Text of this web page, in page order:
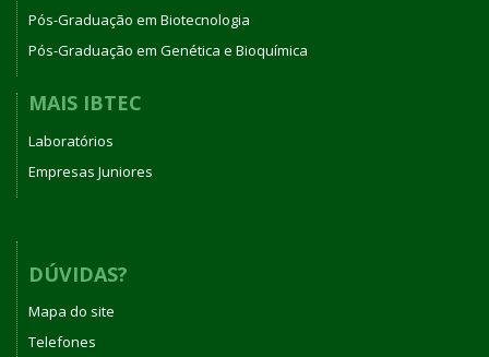
Pós-Graduação em Biotecnologia
Pós-Graduação em Genética e Bioquímica
MAIS IBTEC
Laboratórios
Empresas Juniores
DÚVIDAS?
Mapa do site
Telefones